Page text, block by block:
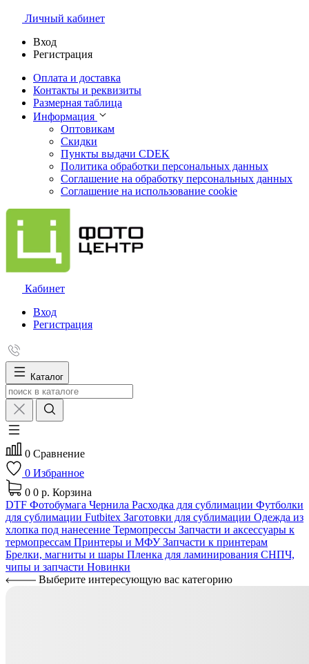
Личный кабинет
Вход
Регистрация
Оплата и доставка
Контакты и реквизиты
Размерная таблица
Информация
Оптовикам
Скидки
Пункты выдачи CDEK
Политика обработки персональных данных
Соглашение на обработку персональных данных
Соглашение на использование cookie
Кабинет
Вход
Регистрация
Каталог
0 Сравнение
0 Избранное
0 0 р. Корзина
DTF Фотобумага Чернила Расходка для сублимации Футболки
для сублимации Futbitex Заготовки для сублимации Одежда из
хлопка под нанесение Термопрессы Запчасти и аксессуары к
термопрессам Принтеры и МФУЗапчасти к принтерам
Брелки, магниты и шары Пленка для ламинирования СНПЧ,
чипы и запчасти Новинки
Выберите интересующую вас категорию